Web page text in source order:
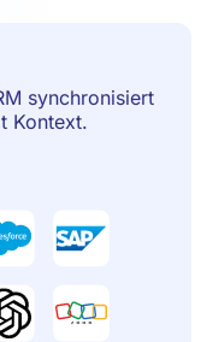
synchronisiert
Kontext.